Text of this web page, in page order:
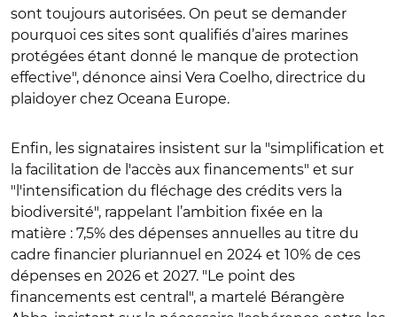
sont toujours autorisées. On peut se demander
pourquoi ces sites sont qualifiés d’aires marines
protégées étant donné le manque de protection
effective", dénonce ainsi Vera Coelho, directrice du
plaidoyer chez Oceana Europe.
Enfin, les signataires insistent sur la "simplification et
la facilitation de l'accès aux financements" et sur
"l'intensification du fléchage des crédits vers la
biodiversité", rappelant l’ambition fixée en la
matière : 7,5% des dépenses annuelles au titre du
cadre financier pluriannuel en 2024 et 10% de ces
dépenses en 2026 et 2027. "Le point des
financements est central", a martelé Bérangère